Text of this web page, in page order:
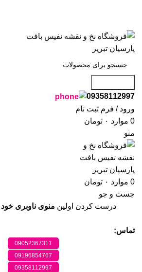
09358112997
ورود / فرم ثبت نام
0 موارد ۰ تومان
منو
0 موارد ۰ تومان
جست و جو
درست کردن اولین منوی ناوبری خود
تماس:
09052367311
09196854767
09358112997